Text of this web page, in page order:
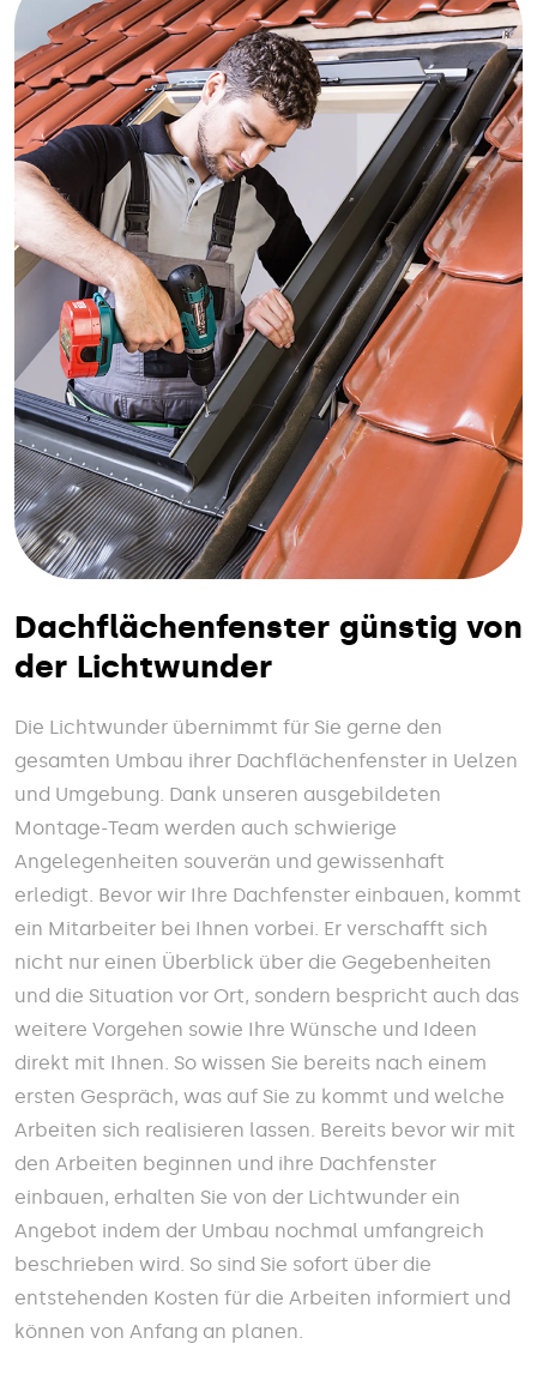
Dachflächenfenster günstig von
der Lichtwunder
Die Lichtwunder übernimmt für Sie gerne den
gesamten Umbau ihrer Dachflächenfenster in Uelzen
und Umgebung. Dank unseren ausgebildeten
Montage-Team werden auch schwierige
Angelegenheiten souverän und gewissenhaft
erledigt. Bevor wir Ihre Dachfenster einbauen, kommt
ein Mitarbeiter bei Ihnen vorbei. Er verschafft sich
nicht nur einen Überblick über die Gegebenheiten
und die Situation vor Ort, sondern bespricht auch das
weitere Vorgehen sowie Ihre Wünsche und Ideen
direkt mit Ihnen. So wissen Sie bereits nach einem
ersten Gespräch, was auf Sie zu kommt und welche
Arbeiten sich realisieren lassen. Bereits bevor wir mit
den Arbeiten beginnen und ihre Dachfenster
einbauen, erhalten Sie von der Lichtwunder ein
Angebot indem der Umbau nochmal umfangreich
beschrieben wird. So sind Sie sofort über die
entstehenden Kosten für die Arbeiten informiert und
können von Anfang an planen.